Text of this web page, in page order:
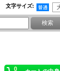
文字サイズ:
0